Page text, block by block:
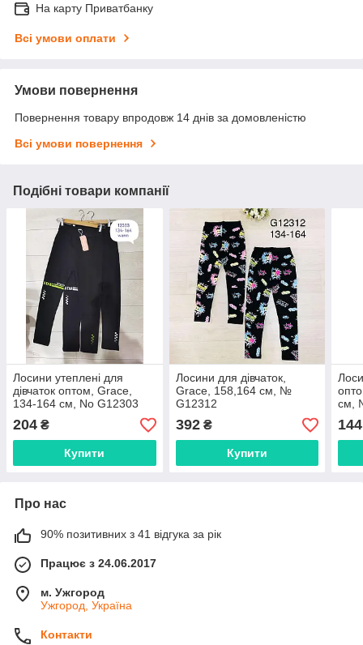
На карту Приватбанку
Всі умови оплати
Умови повернення
Повернення товару впродовж 14 днів за домовленістю
Всі умови повернення
Подібні товари компанії
Лосини утеплені для
дівчаток оптом, Grace,
134-164 см, No G12303
204 ₴
Купити
Лосини для дівчаток,
Grace, 158,164 см, №
G12312
392₴
Купити
см,
144
Про нас
90% позитивних з 41 відгука за рік
Працює з 24.06.2017
м. Ужгород
Ужгород, Україна
Контакти